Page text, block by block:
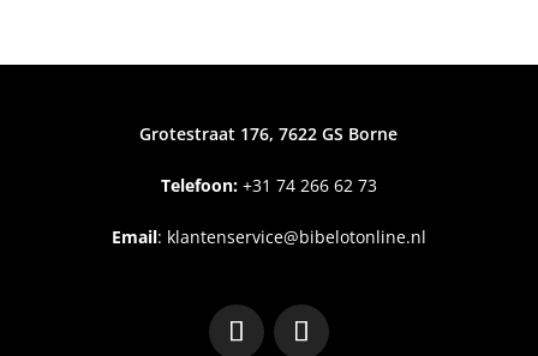
Grotestraat 176, 7622 GS Borne
Telefoon:+31 74 266 62 73
Email: klantenservice@bibelotonline.nl